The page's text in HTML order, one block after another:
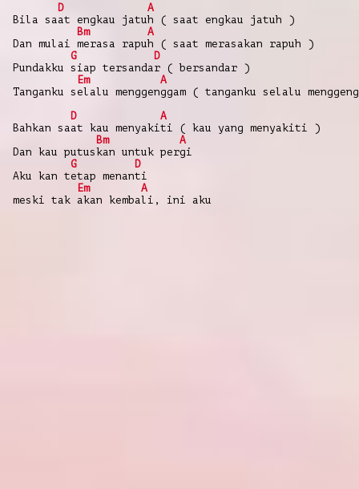
D
A
Bila saat engkau jatuh ( saat engkau jatuh )
Bm
A
Dan mulai merasa rapuh ( saat merasakan rapuh )
G
D
Pundakku siap tersandar ( bersandar )
Em
A
Tanganku selalu menggenggam ( tanganku selalu
D
A
Bahkan saat kau menyakiti ( kau yang menyakiti )
Bm
A
Dan kau putuskan untuk pergi
G
D
Aku kan tetap menanti
Em
A
meski tak akan kembali, ini aku